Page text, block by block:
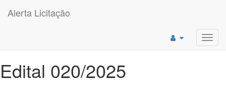
Alerta Licitação
Edital 020/2025